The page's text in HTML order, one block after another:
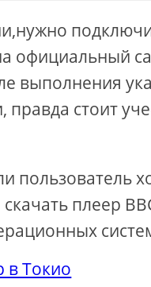
официальный
выполнения
стоит
пользователь
плеер
в Токио